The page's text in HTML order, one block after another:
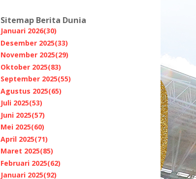
Sitemap Berita Dunia
Januari 2026(30)
Desember 2025(33)
November 2025(29)
Oktober 2025(83)
September 2025(55)
Agustus 2025(65)
Juli 2025(53)
Juni 2025(57)
Mei 2025(60)
April 2025(71)
Maret 2025(85)
Februari 2025(62)
Januari 2025(92)